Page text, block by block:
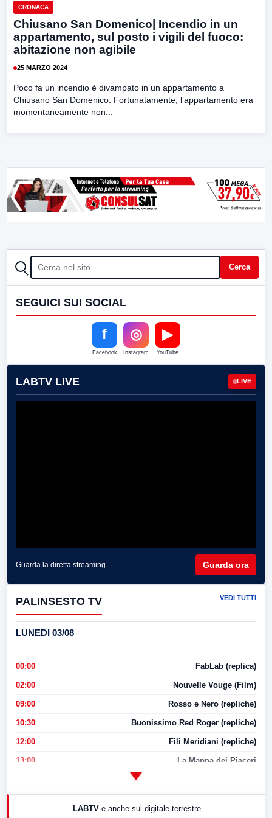
CRONACA
Chiusano San Domenico| Incendio in un
appartamento, sul posto i vigili del fuoco:
abitazione non agibile
25 MARZO 2024
Poco fa un incendio è divampato in un appartamento a
Chiusano San Domenico. Fortunatamente, l’appartamento era
momentaneamente non...
CERCA Cerca
SEGUICI SUI SOCIAL
f
Facebook
◎
Instagram
▶
YouTube
LABTV LIVE LIVE
Guarda la diretta streaming Guarda ora
PALINSESTO TV VEDI TUTTI
LUNEDI 03/08
00:00 FabLab (replica)
02:00 Nouvelle Vouge (Film)
09:00 Rosso e Nero (repliche)
10:30 Buonissimo Red Roger (repliche)
12:00 Fili Meridiani (repliche)
13:00 La Mappa dei Piaceri
LABTV e anche sul digitale terrestre